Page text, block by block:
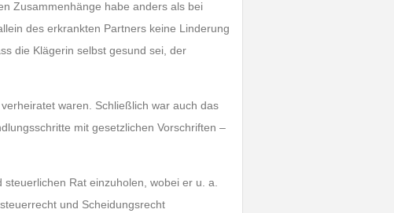
Zusammenhänge habe anders als bei
des erkrankten Partners keine Linderung
die Klägerin selbst gesund sei, der
waren. Schließlich war auch das
mit gesetzlichen Vorschriften –
Rat einzuholen, wobei er u. a.
und Scheidungsrecht